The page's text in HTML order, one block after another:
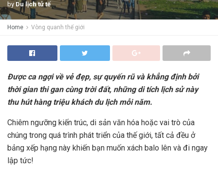
by Du lịch tử tế
Home Vòng quanh thế giới
Được ca ngợi về vẻ đẹp, sự quyến rũ và khẳng định bởi
thời gian thi gan cùng trời đất, những di tích lịch sử này
thu hút hàng triệu khách du lịch mỗi năm.
Chiêm ngưỡng kiến ​​trúc, di sản văn hóa hoặc vai trò của
chúng trong quá trình phát triển của thế giới, tất cả đều ở
bảng xếp hạng này khiến bạn muốn xách balo lên và đi ngay
lập tức!